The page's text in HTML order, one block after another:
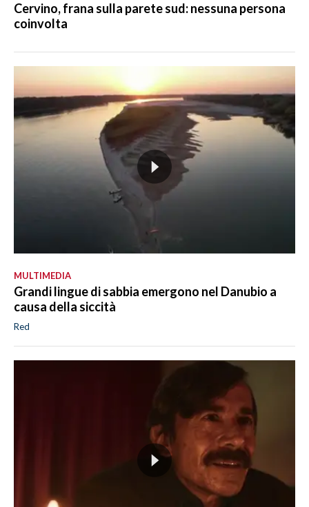
Cervino, frana sulla parete sud: nessuna persona
coinvolta
MULTIMEDIA
Grandi lingue di sabbia emergono nel Danubio a
causa della siccità
Red